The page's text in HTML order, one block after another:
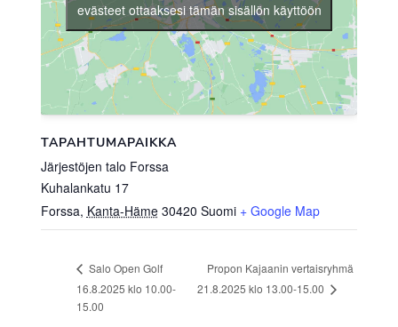
TAPAHTUMAPAIKKA
Järjestöjen talo Forssa
Kuhalankatu 17
Forssa, Kanta-Häme 30420 Suomi + Google Map
evästeet ottaaksesi tämän sisällön käyttöön
Salo Open Golf
16.8.2025 klo 10.00-
15.00
Propon Kajaanin vertaisryhmä
21.8.2025 klo 13.00-15.00